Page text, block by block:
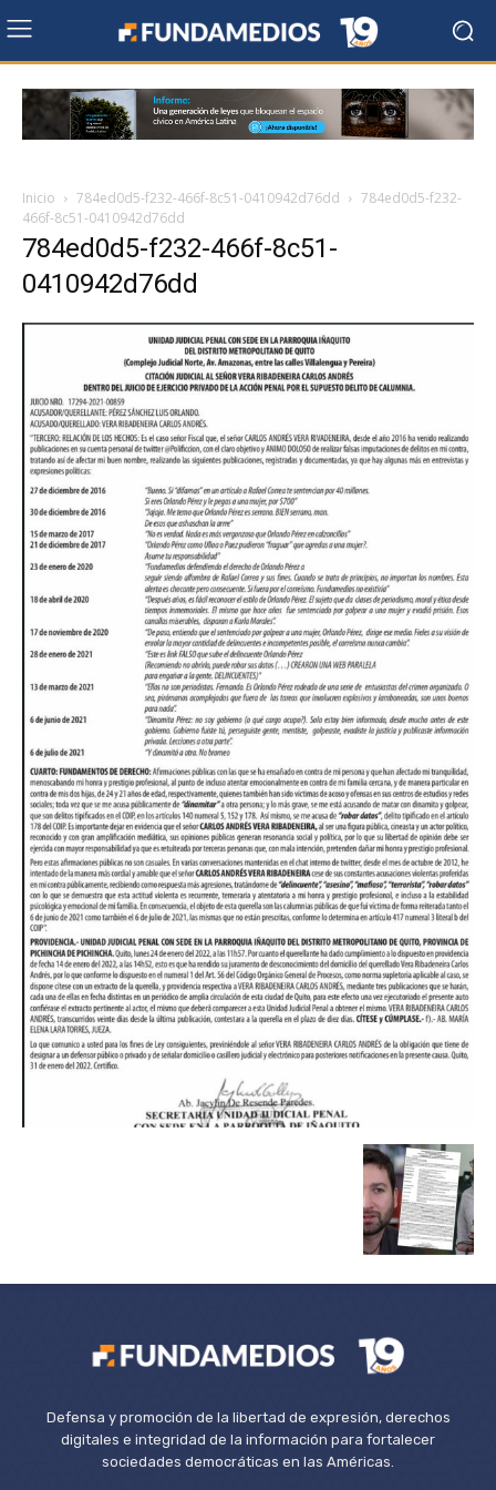
Inicio 784ed0d5-f232-466f-8c51-0410942d76dd
784ed0d5-f232-
466f-8c51-0410942d76dd
784ed0d5-f232-466f-8c51-
0410942d76dd
Defensa y promoción de la libertad de expresión, derechos
digitales e integridad de la información para fortalecer
sociedades democráticas en las Américas.